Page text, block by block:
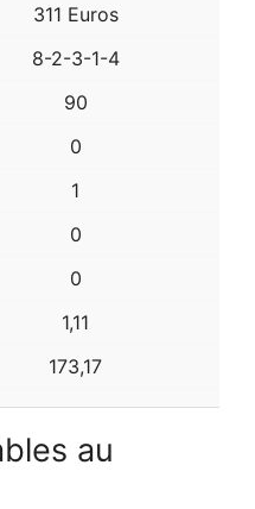
311 Euros
8-2-3-1-4
90
0
1
0
0
1,11
173,17
au